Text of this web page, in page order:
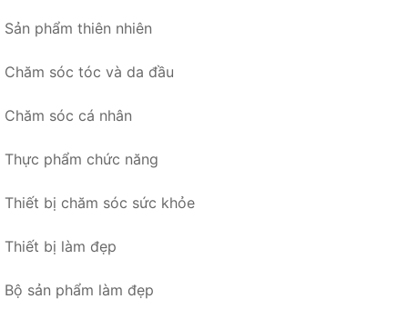
Sản phẩm thiên nhiên
Chăm sóc tóc và da đầu
Chăm sóc cá nhân
Thực phẩm chức năng
Thiết bị chăm sóc sức khỏe
Thiết bị làm đẹp
Bộ sản phẩm làm đẹp